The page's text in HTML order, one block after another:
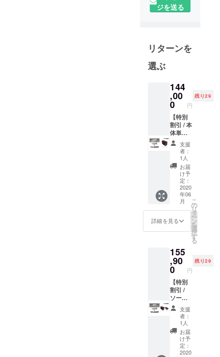
ネットワー
す。2009年
の設立から
貿易業にお
きまして、
カリフォル
ニア、フロ
リダ、デト
ロイト、マ
ルセイユ、
マルタ、
ド、チェ
ン、広州、
インチョ
ン、ソウ
ル、香港、
マレ、バン
リ、様々な
海外都市の
企業と取引
があり、グ
ローバルな
商品の流通
に関しては
得意分野で
ジを送る
リターンを
選ぶ
144
,00
0 円
残り29
【特別
割引 / 本
体単品
コー
ス：
30,000
円オ
フ！】
【送料
無料】
SOLIFE
本体*1
メー
カー希
望小売
価格
173,000
円 ↓
144,000
円
支援
者：
1人
お届
け予
定：
2020
年06
月
詳細を見る
こ
の
リ
タ
ー
ン
を
選
択
す
る
155
,90
0 円
残り29
【特別
割引 /
ソー
ラーパ
ネル1枚
セット
コー
ス：
40,000
円オ
支援
者：
1人
お届
け予
定：
2020